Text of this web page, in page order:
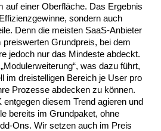
auf einer Oberfläche. Das Ergebnis
sondern auch
Denn die meisten SaaS-Anbieter
preiswerten Grundpreis, bei dem
jedoch nur das Mindeste abdeckt.
was dazu führt,
im dreistelligen Bereich je User pro
Prozesse abdecken zu können.
diesem Trend agieren und
bereits im Grundpaket, ohne
Ons. Wir setzen auch im Preis